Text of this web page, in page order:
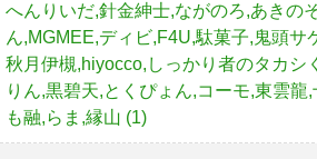
へんりいだ,針金紳士,ながのろ,あきの
ん,MGMEE,ディビ,F4U,駄菓子,鬼頭サ
秋月伊槻,hiyocco,しっかり者のタカシ
りん,黒碧天,とくぴょん,コーモ,東雲龍
も融,らま,縁山 (1)